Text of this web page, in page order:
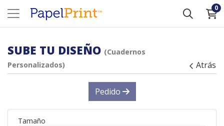
0
SUBE TU DISEÑO (cuadernos
Personalizados)
Atrás
Pedido
Tamaño